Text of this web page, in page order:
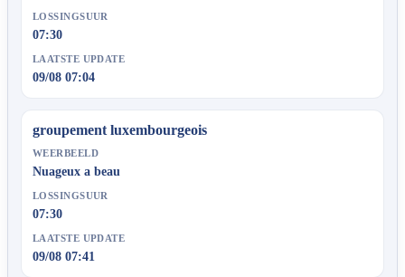
LOSSINGSUUR
07:30
LAATSTE UPDATE
09/08 07:04
groupement luxembourgeois
WEERBEELD
Nuageux a beau
LOSSINGSUUR
07:30
LAATSTE UPDATE
09/08 07:41